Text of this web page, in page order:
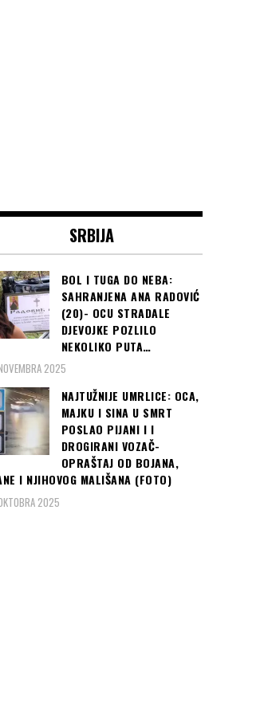
TROFEJ U ITALIJI:
Edin Džeko sa
Interom osvojio
Superkup Italije...
SRBIJA
BOL I TUGA DO NEBA:
SAHRANJENA ANA RADOVIĆ
(20)- OCU STRADALE
DJEVOJKE POZLILO
NEKOLIKO PUTA…
2025
NAJTUŽNIJE UMRLICE: OCA,
MAJKU I SINA U SMRT
POSLAO PIJANI I I
DROGIRANI VOZAČ-
OPRAŠTAJ OD BOJANA,
I NJIHOVOG MALIŠANA (FOTO)
2025